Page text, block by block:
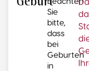
Geburt
Sie
bitte,
dass
bei
Geburten
in